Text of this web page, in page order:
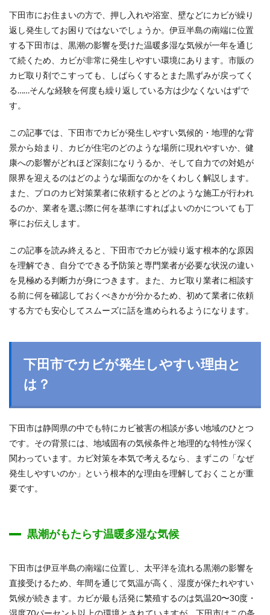
下田市にお住まいの方で、押し入れや浴室、壁などにカビが繰り
返し発生してお困りではないでしょうか。伊豆半島の南端に位置
する下田市は、黒潮の影響を受けた温暖多湿な気候が一年を通じ
て続くため、カビが非常に発生しやすい環境にあります。市販の
カビ取り剤でこすっても、しばらくするとまた黒ずみが戻ってく
る……そんな経験を何度も繰り返している方は少なくないはずで
す。
この記事では、下田市でカビが発生しやすい気候的・地理的な背
景から始まり、カビが住宅のどのような場所に現れやすいか、健
康への影響がどれほど深刻になりうるか、そして自力での対処が
限界を迎えるのはどのような場面なのかをくわしく解説します。
また、プロのカビ対策業者に依頼するとどのような施工が行われ
るのか、業者を選ぶ際に何を基準にすればよいのかについても丁
寧にお伝えします。
この記事を読み終えると、下田市でカビが繰り返す根本的な原因
を理解でき、自分でできる予防策と専門業者が必要な状況の違い
を見極める判断力が身につきます。また、カビ取り業者に相談す
る前に何を確認しておくべきかが分かるため、初めて業者に依頼
する方でも安心してスムーズに話を進められるようになります。
下田市でカビが発生しやすい理由と
は？
下田市は静岡県の中でも特にカビ被害の相談が多い地域のひとつ
です。その背景には、地域固有の気候条件と地理的な特性が深く
関わっています。カビ対策を本気で考えるなら、まずこの「なぜ
発生しやすいのか」という根本的な理由を理解しておくことが重
要です。
黒潮がもたらす温暖多湿な気候
下田市は伊豆半島の南端に位置し、太平洋を流れる黒潮の影響を
直接受けるため、年間を通じて気温が高く、湿度が保たれやすい
気候が続きます。カビが最も活発に繁殖するのは気温20〜30度・
湿度70パーセント以上の環境とされていますが、下田市はこの条